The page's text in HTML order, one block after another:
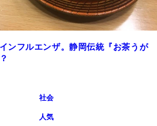
ンフルエンザ。静岡伝統『お茶うが
社会
人気